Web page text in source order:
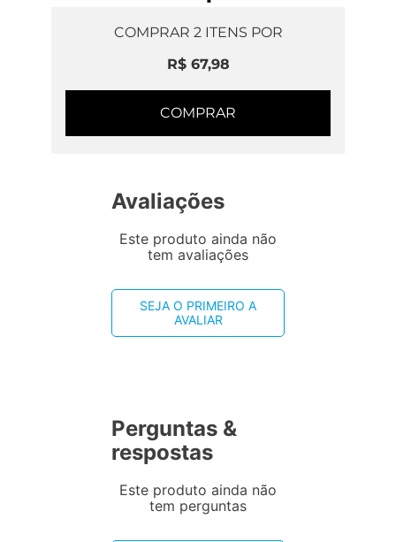
COMPRAR 2ITENS POR
R$ 67,98
COMPRAR
Avaliações
Este produto ainda não
tem avaliações
SEJA O PRIMEIRO A
AVALIAR
Perguntas &
respostas
Este produto ainda não
tem perguntas